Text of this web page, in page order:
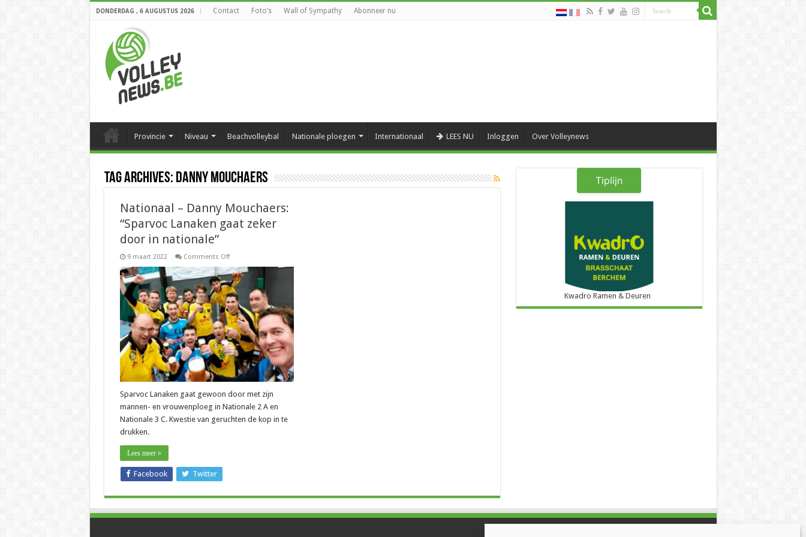
DONDERDAG , 6 AUGUSTUS 2026 Contact Foto’s Wall of Sympathy Abonneer nu
Provincie Niveau Beachvolleybal Nationale ploegen Internationaal LEES NU Inloggen Over Volleynews
Tag Archives: Danny Mouchaers
Nationaal – Danny Mouchaers:
“Sparvoc Lanaken gaat zeker
door in nationale”
9 maart 2022 Comments Offon
–
Danny
Mouchaers:
“Sparvoc
Lanaken
gaat
zeker
door
in
nationale”
Sparvoc Lanaken gaat gewoon door met zijn
mannen- en vrouwenploeg in Nationale 2 A en
Nationale 3 C. Kwestie van geruchten de kop in te
drukken.
Lees meer »
Facebook Twitter
Tiplijn
Kwadro Ramen & Deuren